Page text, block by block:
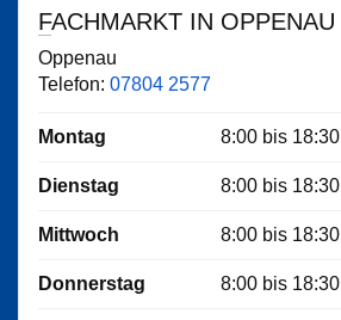
FACHMARKT IN OPPENAU
Oppenau
Telefon: 07804 2577
Montag 8:00 bis 18:30
Dienstag 8:00 bis 18:30
Mittwoch 8:00 bis 18:30
Donnerstag 8:00 bis 18:30